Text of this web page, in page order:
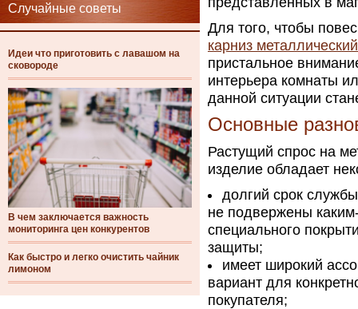
Случайные советы
Идеи что приготовить с лавашом на
сковороде
В чем заключается важность
мониторинга цен конкурентов
Как быстро и легко очистить чайник
лимоном
Для того, чтобы
карниз
пристальное
интерьера комнаты
данной ситуации
Основные
Растущий спрос на
изделие обладает
долгий срок
не подвержены
специального
защиты;
имеет широкий
вариант для
покупателя;